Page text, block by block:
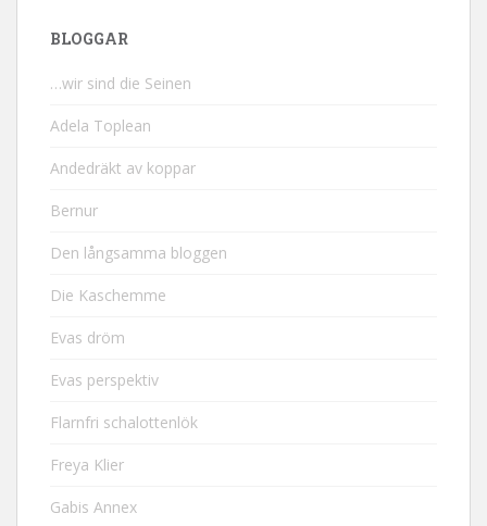
BLOGGAR
…wir sind die Seinen
Adela Toplean
Andedräkt av koppar
Bernur
Den långsamma bloggen
Die Kaschemme
Evas dröm
Evas perspektiv
Flarnfri schalottenlök
Freya Klier
Gabis Annex